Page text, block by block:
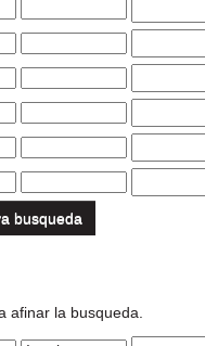
busqueda
afinar la busqueda.